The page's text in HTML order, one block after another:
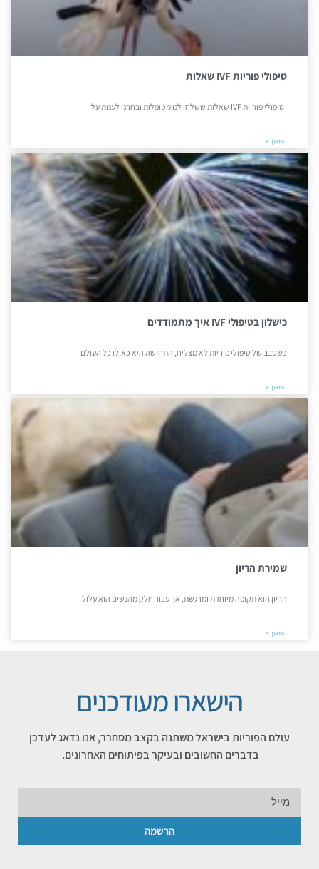
טיפולי פוריות IVF שאלות
טיפולי פוריות IVF שאלות ששלחו לנו מטופלות ובחרנו לענות על
המשך »
כישלון בטיפולי IVF איך מתמודדים
כשסבב של טיפולי פוריות לא מצליח, התחושה היא כאילו כל העולם
המשך »
שמירת הריון
הריון הוא תקופה מיוחדת ומרגשת, אך עבור חלק מהנשים הוא עלול
המשך »
הישארו מעודכנים
עולם הפוריות בישראל משתנה בקצב מסחרר, אנו נדאג לעדכן
בדברים החשובים ובעיקר בפיתוחים האחרונים.
הרשמה